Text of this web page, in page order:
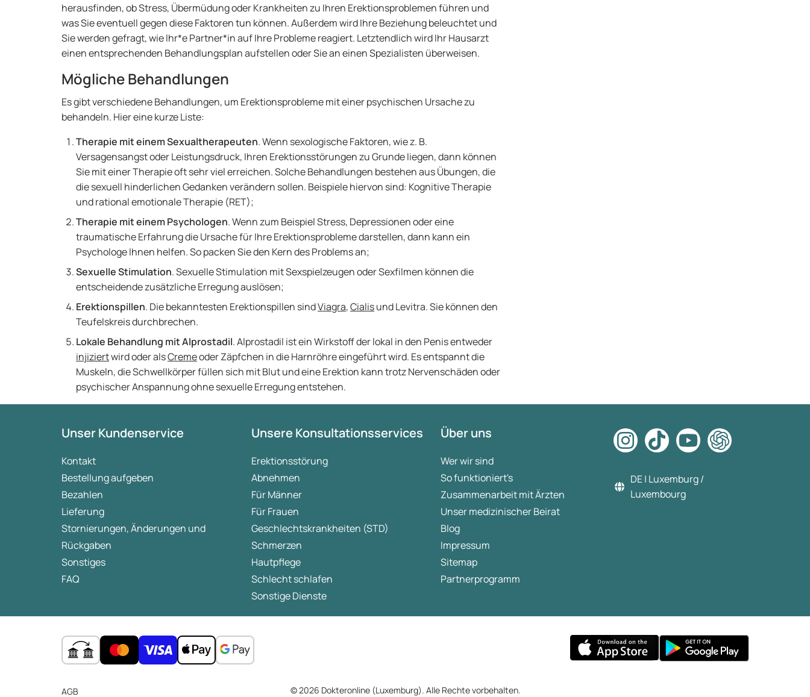
herausfinden, ob Stress, Übermüdung oder Krankheiten zu Ihren Erektionsproblemen führen und
was Sie eventuell gegen diese Faktoren tun können. Außerdem wird Ihre Beziehung beleuchtet und
Sie werden gefragt, wie Ihr*e Partner*in auf Ihre Probleme reagiert. Letztendlich wird Ihr Hausarzt
einen entsprechenden Behandlungsplan aufstellen oder Sie an einen Spezialisten überweisen.
Mögliche Behandlungen
Es gibt verschiedene Behandlungen, um Erektionsprobleme mit einer psychischen Ursache zu
behandeln. Hier eine kurze Liste:
Therapie mit einem Sexualtherapeuten. Wenn sexologische Faktoren, wie z. B.
Versagensangst oder Leistungsdruck, Ihren Erektionsstörungen zu Grunde liegen, dann können
Sie mit einer Therapie oft sehr viel erreichen. Solche Behandlungen bestehen aus Übungen, die
die sexuell hinderlichen Gedanken verändern sollen. Beispiele hiervon sind: Kognitive Therapie
und rational emotionale Therapie (RET);
Therapie mit einem Psychologen. Wenn zum Beispiel Stress, Depressionen oder eine
traumatische Erfahrung die Ursache für Ihre Erektionsprobleme darstellen, dann kann ein
Psychologe Ihnen helfen. So packen Sie den Kern des Problems an;
Sexuelle Stimulation. Sexuelle Stimulation mit Sexspielzeugen oder Sexfilmen können die
entscheidende zusätzliche Erregung auslösen;
Erektionspillen. Die bekanntesten Erektionspillen sindViagra,Cialisund Levitra. Sie können den
Teufelskreis durchbrechen.
Lokale Behandlung mit Alprostadil. Alprostadil ist ein Wirkstoff der lokal in den Penis entweder
injiziertwird oder alsCremeoder Zäpfchen in die Harnröhre eingeführt wird. Es entspannt die
Muskeln, die Schwellkörper füllen sich mit Blut und eine Erektion kann trotz Nervenschäden oder
psychischer Anspannung ohne sexuelle Erregung entstehen.
Unser Kundenservice
Kontakt
Bestellung aufgeben
Bezahlen
Lieferung
Stornierungen, Änderungen und
Rückgaben
Sonstiges
FAQ
Unsere Konsultationsservices
Erektionsstörung
Abnehmen
Für Männer
Für Frauen
Geschlechtskrankheiten (STD)
Schmerzen
Hautpflege
Schlecht schlafen
Sonstige Dienste
Über uns
Wer wir sind
So funktioniert's
Zusammenarbeit mit Ärzten
Unser medizinischer Beirat
Blog
Impressum
Sitemap
Partnerprogramm
DE | Luxemburg /
Luxembourg
AGB © 2026 Dokteronline (Luxemburg). Alle Rechte vorbehalten.